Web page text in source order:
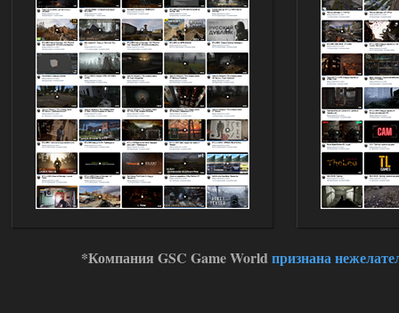
барабанит по металу это нечто. Люблю
хардкор по типу Dead Air но здесь он
компромисный не такой жесткий.
Стартовый набор удивил на харде и
выживании такой комбез крутой не
удержался взял его и ножичек. Забавно
получилось, благо тайники спасают.
Поигрался пока немного но уже оч
нравится как то так!
Ответить ➤
02.08.2026
Lost Alpha Enhanced Edition 1.3 +
12:09
Stalker-Mods-Clan-su
*Компания GSC Game Worldпризнана